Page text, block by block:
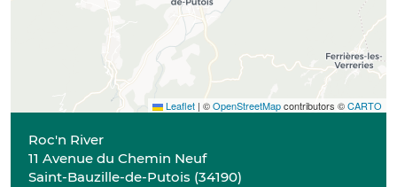
Leaflet | ©OpenStreetMapcontributors ©CARTO
Roc'n River
11 Avenue du Chemin Neuf
Saint-Bauzille-de-Putois (34190)